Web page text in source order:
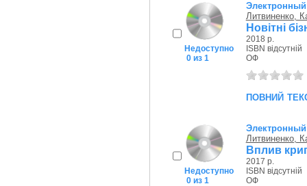
Недоступно
0 из 1
Электронный
Литвиненко,
Новітні
2018 р.
ISBN відсутній
ОФ
повний
Недоступно
0 из 1
Электронный
Литвиненко,
Вплив
2017 р.
ISBN відсутній
ОФ